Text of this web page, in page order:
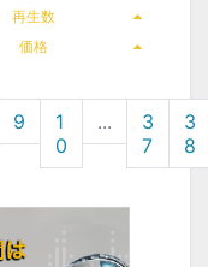
再生数
価格
9
1
0
...
3
7
3
8